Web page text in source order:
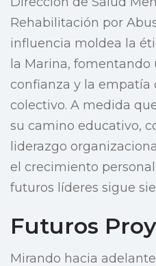
Rehabilitación por
influencia moldea la
la Marina,
confianza y la empatía
colectivo. A medida
su camino educativo,
liderazgo
el crecimiento
futuros líderes sigue
Futuros
Mirando hacia